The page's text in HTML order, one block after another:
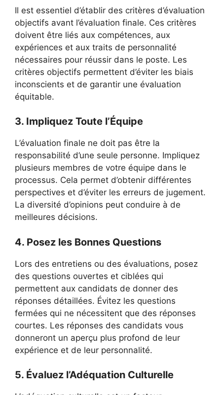
Il est essentiel d’établir des critères d’évaluation
objectifs avant l’évaluation finale. Ces critères
doivent être liés aux compétences, aux
expériences et aux traits de personnalité
nécessaires pour réussir dans le poste. Les
critères objectifs permettent d’éviter les biais
inconscients et de garantir une évaluation
équitable.
3. Impliquez Toute l’Équipe
L’évaluation finale ne doit pas être la
responsabilité d’une seule personne. Impliquez
plusieurs membres de votre équipe dans le
processus. Cela permet d’obtenir différentes
perspectives et d’éviter les erreurs de jugement.
La diversité d’opinions peut conduire à de
meilleures décisions.
4. Posez les Bonnes Questions
Lors des entretiens ou des évaluations, posez
des questions ouvertes et ciblées qui
permettent aux candidats de donner des
réponses détaillées. Évitez les questions
fermées qui ne nécessitent que des réponses
courtes. Les réponses des candidats vous
donneront un aperçu plus profond de leur
expérience et de leur personnalité.
5. Évaluez l’Adéquation Culturelle